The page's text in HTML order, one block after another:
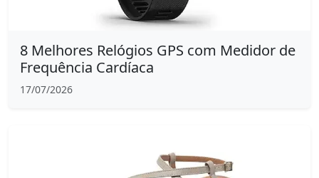
8 Melhores Relógios GPS com Medidor de
Frequência Cardíaca
17/07/2026